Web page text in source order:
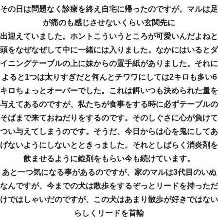
その日は問題なく診療を終え自宅に帰ったのですが。マルは足
が痛のも感じさせないくらい玄関先に
出迎えていました。ホントこういうところが可愛いんだよねと
頭をなぜなぜして中に一緒には入りました。なかにはいるとダ
イニングテーブルの上に妹からの置手紙がありました。それに
よると1つは太りすぎだと何んとチワワにしては2キロも多い6
キロちょっとオーバーでした。これは餌いつも決められた量を
与えてあるのですが、私たちが食事をする時に必ずテーブルの
そばまで来ておねだりをするのです。そのしぐさに心が負けて
つい与えてしまうのです。そうだ、今日からは心を鬼にしてあ
げないようにしないとときっました。それとしばらく消炎剤を
飲ませるように錠剤をもらい今も続けています。
あと一つ気になる事があるのですが、家のマルは3代目のいぬ
なんですが、今までの犬は散歩をするぞっとリードを持っただ
けではしゃいだのですが、この犬はあまり散歩が好きではない
らしくリードを首輪